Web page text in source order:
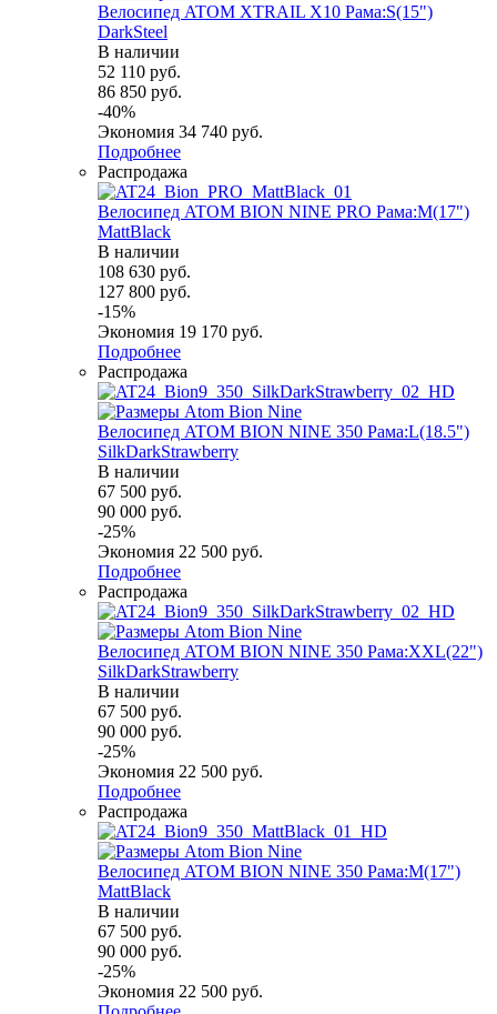
Велосипед ATOM XTRAIL X10 Рама:S(15")
DarkSteel
В наличии
52 110 руб.
86 850 руб.
-40%
Экономия 34 740 руб.
Подробнее
Распродажа
Велосипед ATOM BION NINE PRO Рама:M(17")
MattBlack
В наличии
108 630 руб.
127 800 руб.
-15%
Экономия 19 170 руб.
Подробнее
Распродажа
Велосипед ATOM BION NINE 350 Рама:L(18.5")
SilkDarkStrawberry
В наличии
67 500 руб.
90 000 руб.
-25%
Экономия 22 500 руб.
Подробнее
Распродажа
Велосипед ATOM BION NINE 350 Рама:XXL(22")
SilkDarkStrawberry
В наличии
67 500 руб.
90 000 руб.
-25%
Экономия 22 500 руб.
Подробнее
Распродажа
Велосипед ATOM BION NINE 350 Рама:M(17")
MattBlack
В наличии
67 500 руб.
90 000 руб.
-25%
Экономия 22 500 руб.